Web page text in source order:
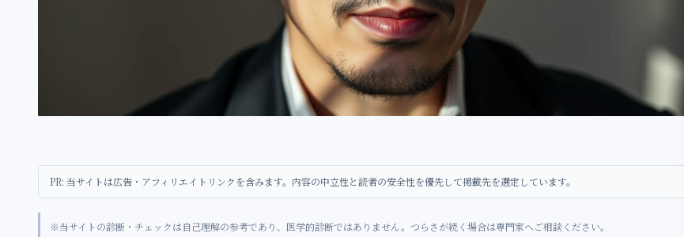
PR: 当サイトは広告・アフィリエイトリンクを含みます。内容の中立性と読者の安全性を優先して掲載先を選定しています。
※当サイトの診断・チェックは自己理解の参考であり、医学的診断ではありません。つらさが続く場合は専門家へご相談ください。